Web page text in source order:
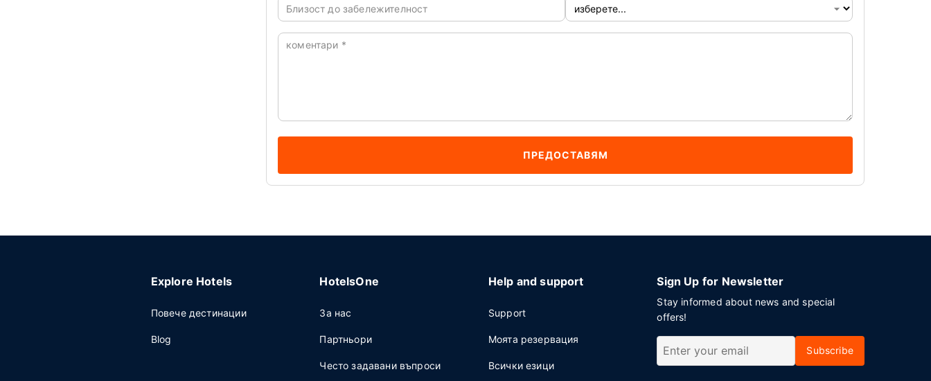
Близост до забележителност
коментари *
ПРЕДОСТАВЯМ
Explore Hotels
Повече дестинации
Blog
HotelsOne
За нас
Партньори
Често задавани въпроси
Help and support
Support
Моята резервация
Всички езици
Sign Up for Newsletter
Stay informed about news and special
offers!
Subscribe